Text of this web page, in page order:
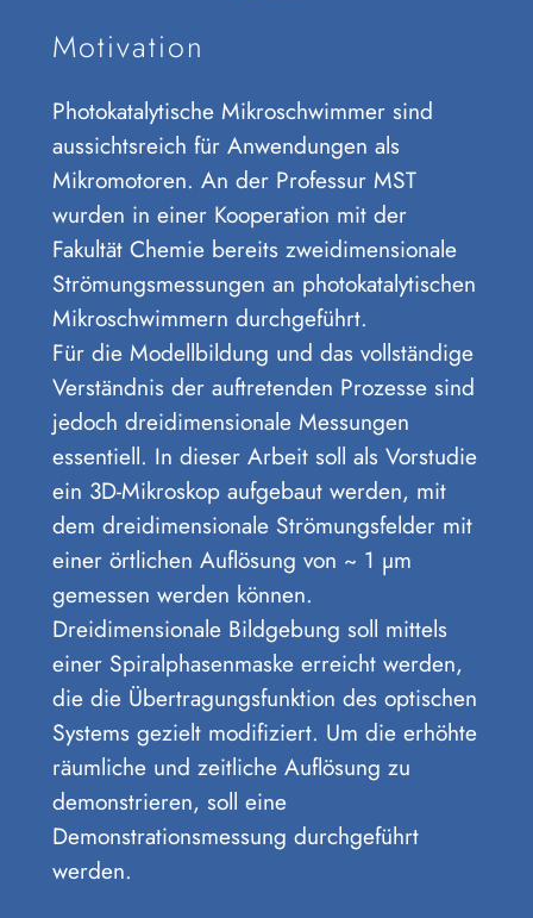
Motivation
Photokatalytische Mikroschwimmer sind
aussichtsreich für Anwendungen als
Mikromotoren. An der Professur MST
wurden in einer Kooperation mit der
Fakultät Chemie bereits zweidimensionale
Strömungsmessungen an photokatalytischen
Mikroschwimmern durchgeführt.
Für die Modellbildung und das vollständige
Verständnis der auftretenden Prozesse sind
jedoch dreidimensionale Messungen
essentiell. In dieser Arbeit soll als Vorstudie
ein 3D-Mikroskop aufgebaut werden, mit
dem dreidimensionale Strömungsfelder mit
einer örtlichen Auflösung von ~ 1 μm
gemessen werden können.
Dreidimensionale Bildgebung soll mittels
einer Spiralphasenmaske erreicht werden,
die die Übertragungsfunktion des optischen
Systems gezielt modifiziert. Um die erhöhte
räumliche und zeitliche Auflösung zu
demonstrieren, soll eine
Demonstrationsmessung durchgeführt
werden.